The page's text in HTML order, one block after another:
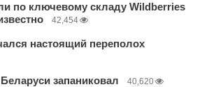
по ключевому складу Wildberries
42,454
настоящий переполох
запаниковал 40,620